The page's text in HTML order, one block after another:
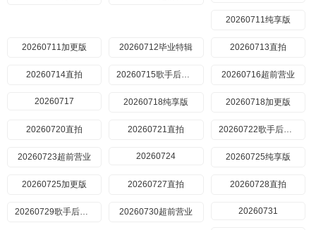
20260711纯享版
20260711加更版 20260712毕业特辑 20260713直拍
20260714直拍 20260716超前营业
20260717 20260718纯享版 20260718加更版
20260720直拍 20260721直拍 20260722歌手后花园
20260723超前营业 20260724 20260725纯享版
20260725加更版 20260727直拍 20260728直拍
20260730超前营业 20260731